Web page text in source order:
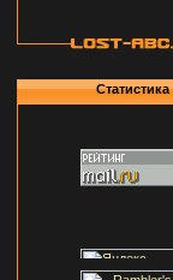
Статистика